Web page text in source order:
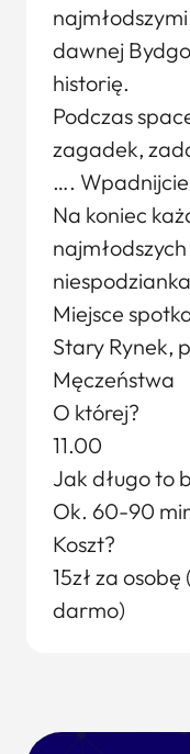
dawnej
historię.
Podczas
zagadek,
…. Wpadnijcie
Na koniec
Miejsce
Stary Rynek,
Męczeństwa
O której?
11.00
Jak długo to
Ok. 60-90
Koszt?
15zł za
darmo)